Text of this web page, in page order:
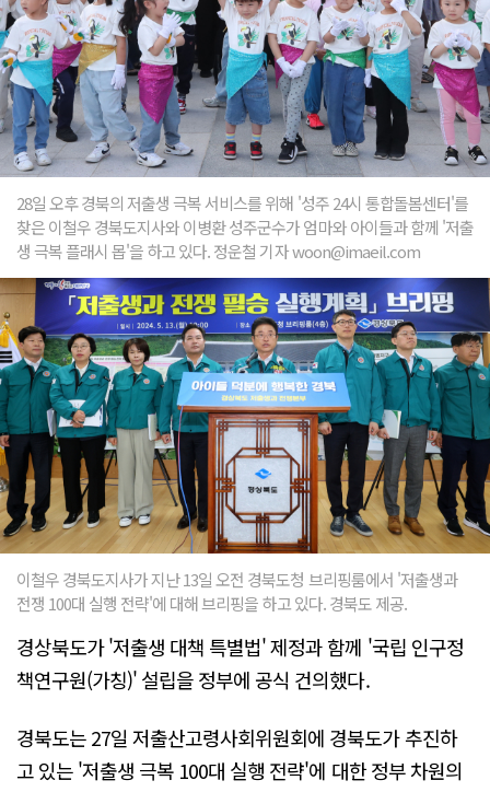
28일 오후 경북의 저출생 극복 서비스를 위해 '성주 24시 통합돌봄센터'를
찾은 이철우 경북도지사와 이병환 성주군수가 엄마와 아이들과 함께 '저출
생 극복 플래시 몹'을 하고 있다. 정운철 기자 woon@imaeil.com
이철우 경북도지사가 지난 13일 오전 경북도청 브리핑룸에서 '저출생과
전쟁 100대 실행 전략'에 대해 브리핑을 하고 있다. 경북도 제공.
경상북도가 '저출생 대책 특별법' 제정과 함께 '국립 인구정
책연구원(가칭)' 설립을 정부에 공식 건의했다.
경북도는 27일 저출산고령사회위원회에 경북도가 추진하
고 있는 '저출생 극복 100대 실행 전략'에 대한 정부 차원의